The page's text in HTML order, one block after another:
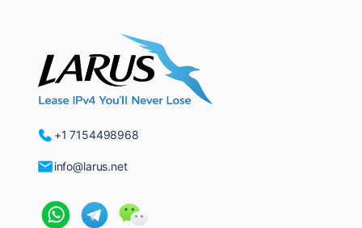
+1 7154498968
info@larus.net